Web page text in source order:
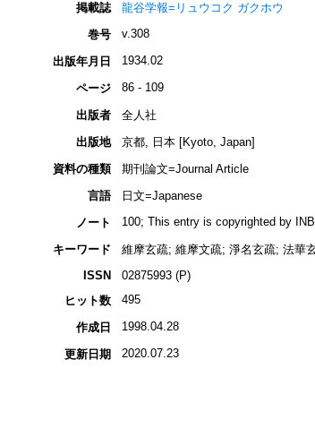
掲載誌
龍谷学報=リュウコク ガクホウ
巻号
v.308
出版年月日 1934.02
ページ 86 - 109
出版者
全人社
出版地
京都, 日本 [Kyoto, Japan]
資料の種類
期刊論文=Journal Article
言語
日文=Japanese
ノート
100; This entry is copyrighted by
キーワード
維摩玄疏; 維摩文疏; 淨名玄疏; 法華
ISSN
02875993 (P)
ヒット数
495
作成日 1998.04.28
更新日期 2020.07.23